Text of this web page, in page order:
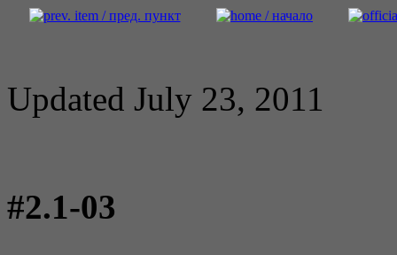
Updated July 23, 2011
#2.1-03